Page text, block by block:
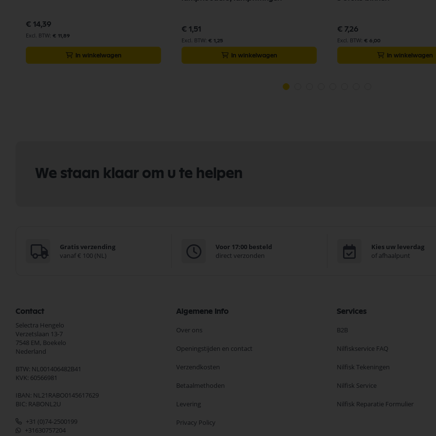
€ 14,39
€ 11,89
In winkelwagen
€ 1,51
€ 1,25
In winkelwagen
€ 7,26
€ 6,00
In winkelwagen
We staan klaar om u te helpen
Gratis verzending
vanaf € 100 (NL)
Voor 17:00 besteld
direct verzonden
Kies uw leverdag
of afhaalpunt
Contact
Selectra Hengelo
Verzetslaan 13-7
7548 EM, Boekelo
Nederland
BTW: NL001406482B41
KVK: 60566981
IBAN: NL21RABO0145617629
BIC: RABONL2U
+31 (0)74-2500199
+31630757204
Algemene Info
Over ons
Openingstijden en contact
Verzendkosten
Betaalmethoden
Levering
Privacy Policy
Services
B2B
Nilfiskservice FAQ
Nilfisk Tekeningen
Nilfisk Service
Nilfisk Reparatie Formulier